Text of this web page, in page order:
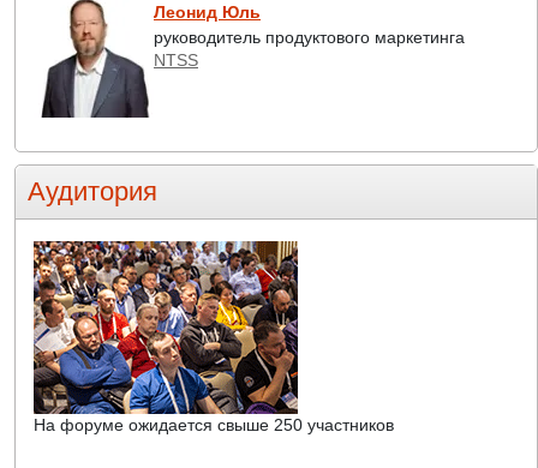
Леонид Юль
руководитель продуктового маркетинга
NTSS
Аудитория
На форуме ожидается свыше 250 участников